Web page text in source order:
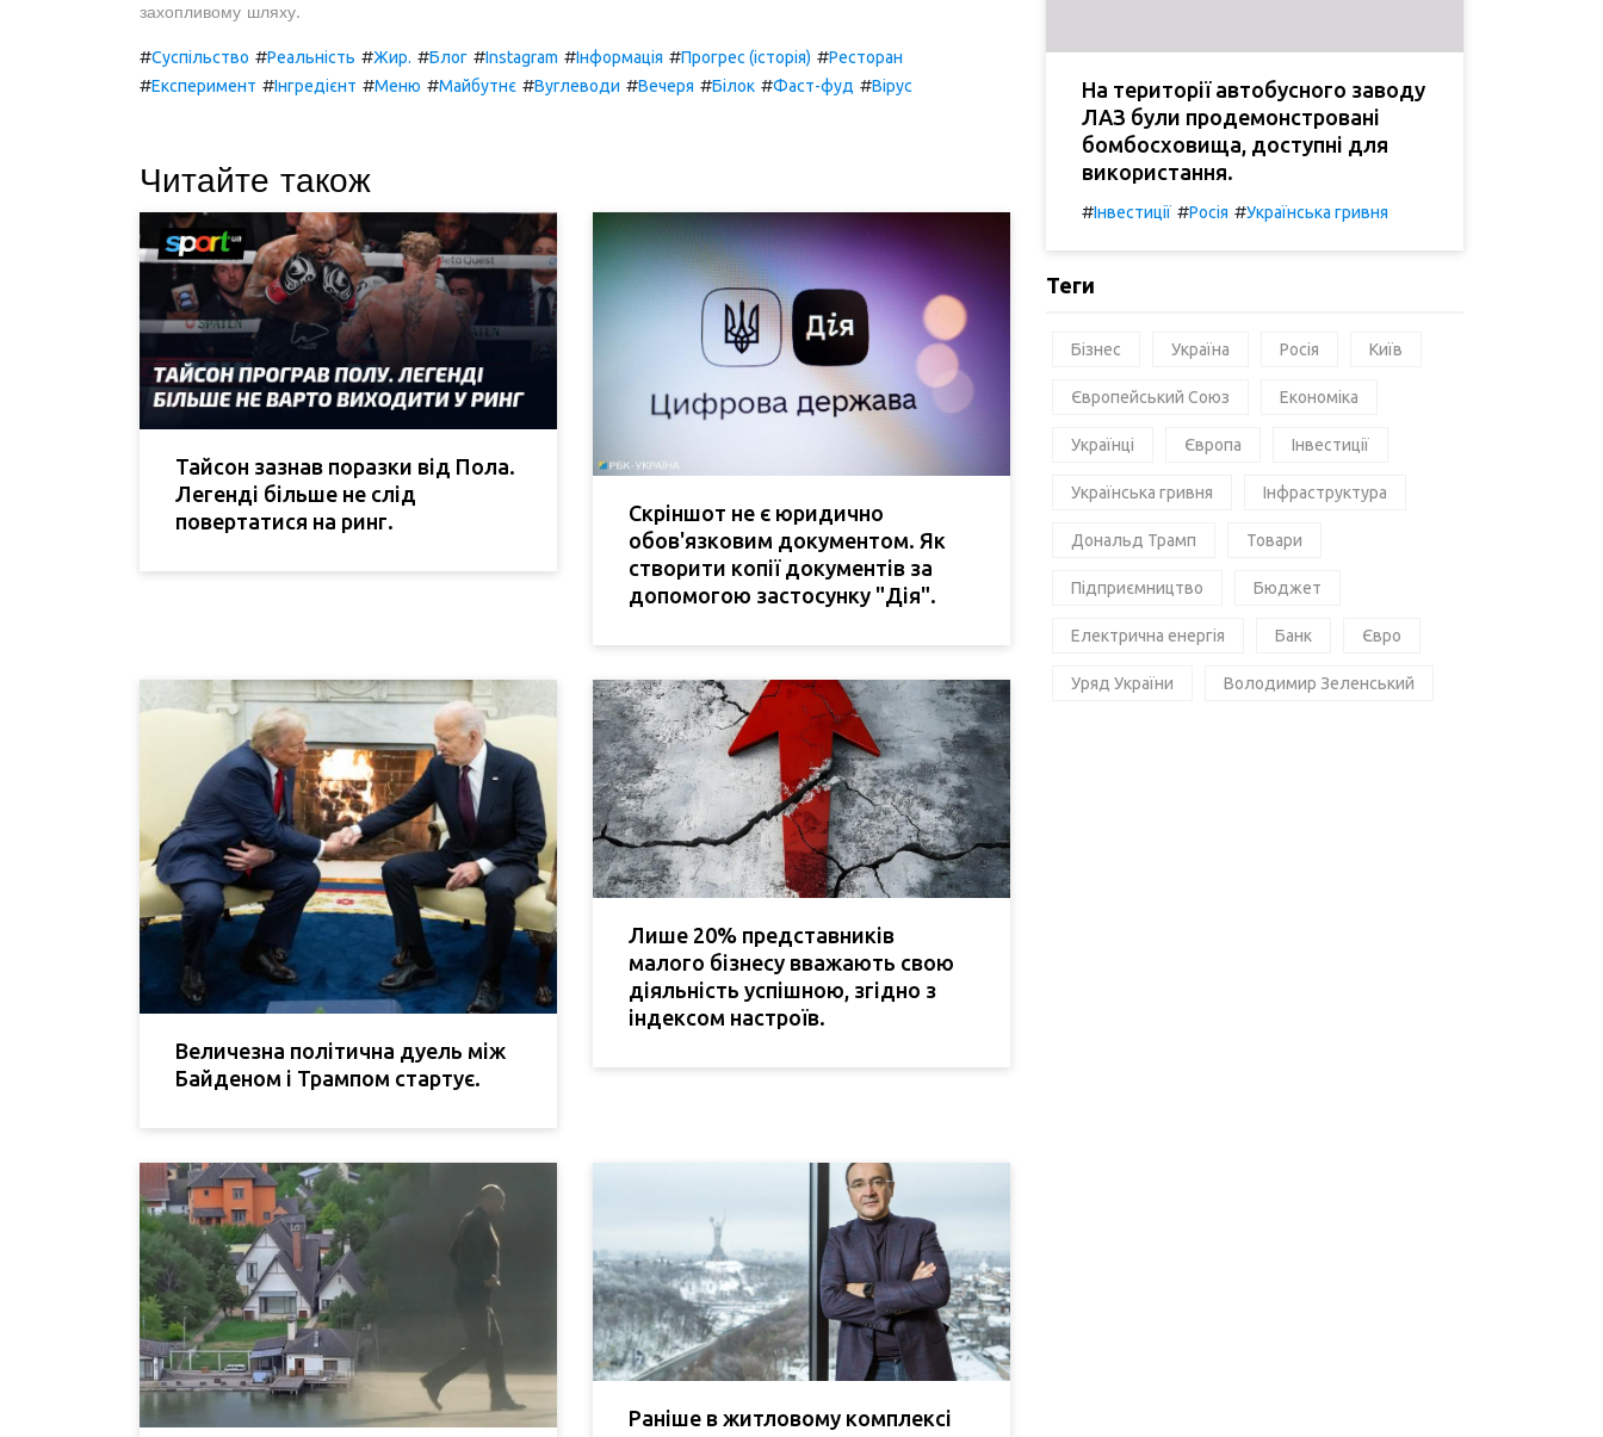
захопливому шляху.
#Суспільство #Реальність #Жир. #Блог #Instagram #Інформація #Прогрес (історія) #Ресторан
#Експеримент #Інгредієнт #Меню #Майбутнє #Вуглеводи #Вечеря #Білок #Фаст-фуд #Вірус
Читайте також
Тайсон зазнав поразки від Пола.
Легенді більше не слід
повертатися на ринг.
Скріншот не є юридично
обов'язковим документом. Як
створити копії документів за
допомогою застосунку "Дія".
Величезна політична дуель між
Байденом і Трампом стартує.
Лише 20% представників
малого бізнесу вважають свою
діяльність успішною, згідно з
індексом настроїв.
Раніше в житловому комплексі
На території автобусного заводу
ЛАЗ були продемонстровані
бомбосховища, доступні для
використання.
#Інвестиції #Росія #Українська гривня
Теги
Бізнес Україна Росія Київ
Європейський Союз Економіка
Українці Європа Інвестиції
Українська гривня Інфраструктура
Дональд Трамп Товари
Підприємництво Бюджет
Електрична енергія Банк Євро
Уряд України Володимир Зеленський